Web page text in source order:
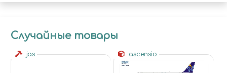
Случайные товары
jas ascensio